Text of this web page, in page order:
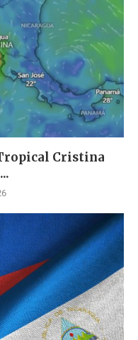
Cristina